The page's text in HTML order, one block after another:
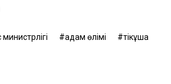
бортында 3 адам болған.
қайтыс болды”, делінген